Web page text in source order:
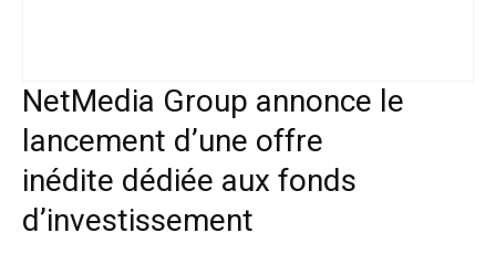
NetMedia Group annonce le
lancement d’une offre
inédite dédiée aux fonds
d’investissement